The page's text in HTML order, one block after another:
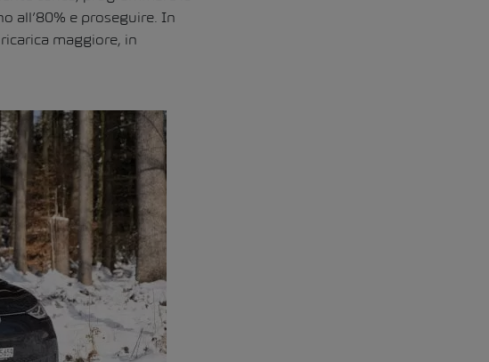
all’80% e proseguire. In
maggiore, in